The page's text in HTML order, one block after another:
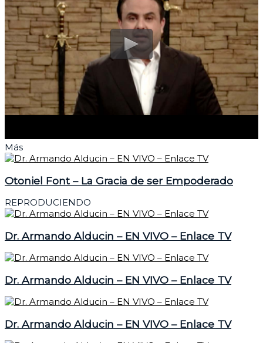
Más
Otoniel Font – La Gracia de ser Empoderado
REPRODUCIENDO
Dr. Armando Alducin – EN VIVO – Enlace TV
Dr. Armando Alducin – EN VIVO – Enlace TV
Dr. Armando Alducin – EN VIVO – Enlace TV